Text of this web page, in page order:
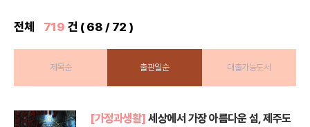
전체 719 건 ( 68 / 72 )
제목순 출판일순 대출가능도서
[가정과생활] 세상에서 가장 아름다운 섬, 제주도